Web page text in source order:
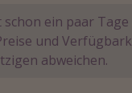
ein paar Tage
und
abweichen.